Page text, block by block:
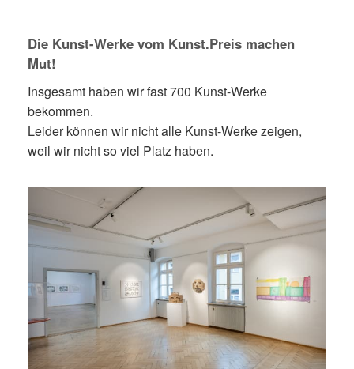
Die Kunst-Werke vom Kunst.Preis machen
Mut!
Insgesamt haben wir fast 700 Kunst-Werke
bekommen.
Leider können wir nicht alle Kunst-Werke zeigen,
weil wir nicht so viel Platz haben.